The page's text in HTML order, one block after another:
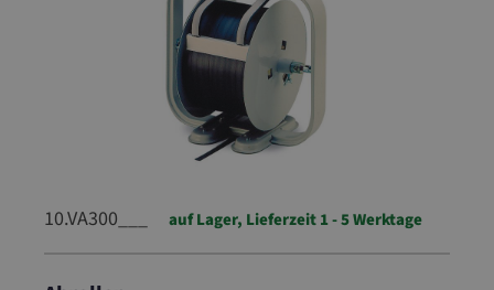
10.VA300___ auf Lager, Lieferzeit 1 - 5 Werktage